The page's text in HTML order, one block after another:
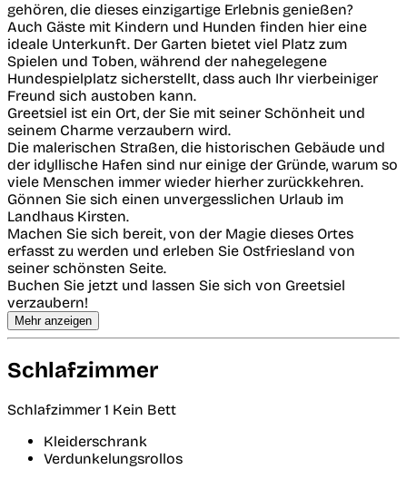
gehören, die dieses einzigartige Erlebnis genießen?
Auch Gäste mit Kindern und Hunden finden hier eine
ideale Unterkunft. Der Garten bietet viel Platz zum
Spielen und Toben, während der nahegelegene
Hundespielplatz sicherstellt, dass auch Ihr vierbeiniger
Freund sich austoben kann.
Greetsiel ist ein Ort, der Sie mit seiner Schönheit und
seinem Charme verzaubern wird.
Die malerischen Straßen, die historischen Gebäude und
der idyllische Hafen sind nur einige der Gründe, warum so
viele Menschen immer wieder hierher zurückkehren.
Gönnen Sie sich einen unvergesslichen Urlaub im
Landhaus Kirsten.
Machen Sie sich bereit, von der Magie dieses Ortes
erfasst zu werden und erleben Sie Ostfriesland von
seiner schönsten Seite.
Buchen Sie jetzt und lassen Sie sich von Greetsiel
verzaubern!
Mehr anzeigen
Schlafzimmer
Schlafzimmer 1 Kein Bett
Kleiderschrank
Verdunkelungsrollos